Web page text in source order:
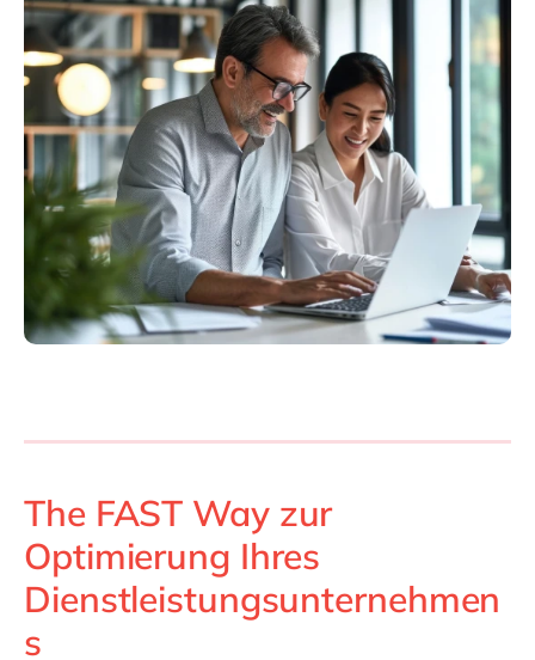
UK & Ireland
USA & Canada
The FAST Way zur
Optimierung Ihres
Dienstleistungsunternehmen
s